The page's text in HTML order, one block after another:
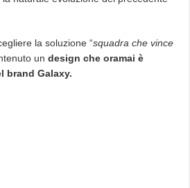
la soluzione “squadra che vince
undesign che oramai è
brand Galaxy.